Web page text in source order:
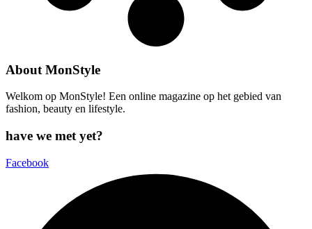
About MonStyle
Welkom op MonStyle! Een online magazine op het gebied van
fashion, beauty en lifestyle.
have we met yet?
Facebook